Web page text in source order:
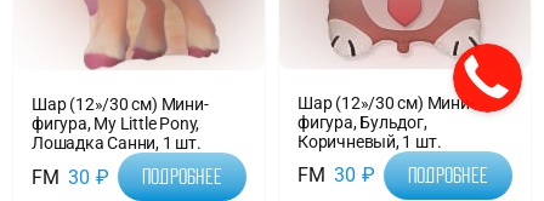
Шар (12»/30 см) Мини-
фигура, My Little Pony,
Лошадка Санни, 1 шт.
FM 30 ₽ Подробнее
Шар (12»/30 см) Мини-
фигура, Бульдог,
Коричневый, 1 шт.
FM 30 ₽ Подробнее